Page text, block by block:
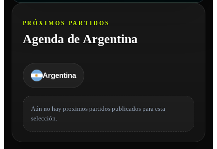
PRÓXIMOS PARTIDOS
Agenda de Argentina
Argentina
Aún no hay proximos partidos publicados para esta
selección.